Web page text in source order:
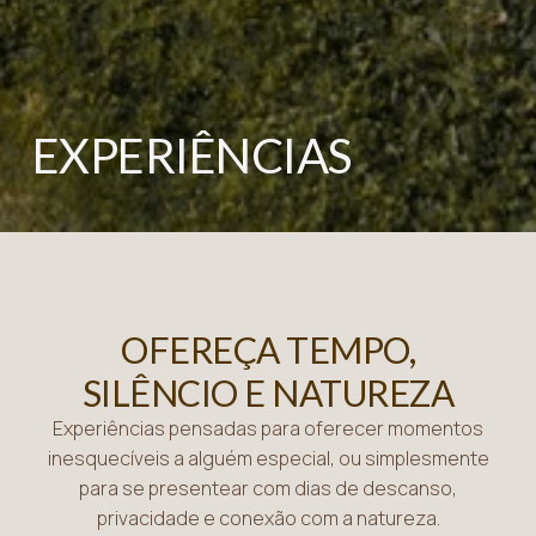
EXPERIÊNCIAS
OFEREÇA TEMPO,
SILÊNCIO E NATUREZA
Experiências pensadas para oferecer momentos
inesquecíveis a alguém especial, ou simplesmente
para se presentear com dias de descanso,
privacidade e conexão com a natureza.